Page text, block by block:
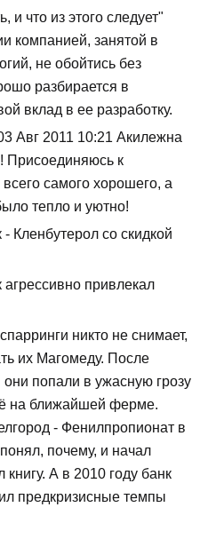
и что из этого следует"
компанией, занятой в
не обойтись без
разбирается в
вклад в ее разработку.
Авг 2011 10:21 Акилежна
Присоединяюсь к
самого хорошего, а
тепло и уютно!
Кленбутерол со скидкой
привлекал
никто не снимает,
их Магомеду. После
они попали в ужасную грозу
на ближайшей ферме.
- Фенилпропионат в
почему, и начал
книгу. А в 2010 году банк
предкризисные темпы